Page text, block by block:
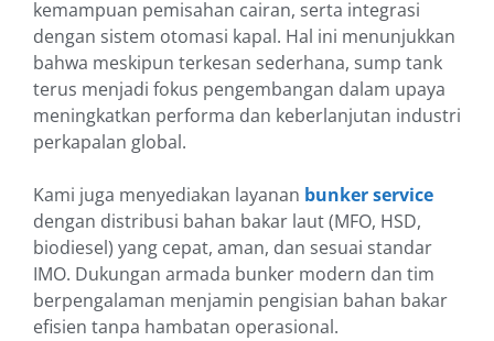
kemampuan pemisahan cairan, serta integrasi
dengan sistem otomasi kapal. Hal ini menunjukkan
bahwa meskipun terkesan sederhana, sump tank
terus menjadi fokus pengembangan dalam upaya
meningkatkan performa dan keberlanjutan industri
perkapalan global.
Kami juga menyediakan layanan bunker service
dengan distribusi bahan bakar laut (MFO, HSD,
biodiesel) yang cepat, aman, dan sesuai standar
IMO. Dukungan armada bunker modern dan tim
berpengalaman menjamin pengisian bahan bakar
efisien tanpa hambatan operasional.